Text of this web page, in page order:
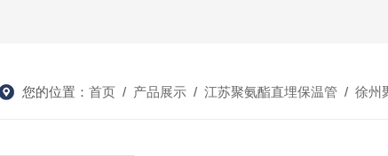
您的位置： 首页/ 产品展示/ 江苏聚氨酯直埋保温管 / 徐州